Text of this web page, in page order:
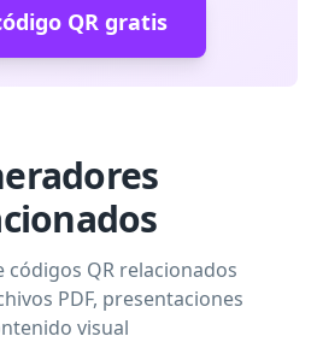
QR gratis
códigos QR relacionados
PDF, presentaciones
visual